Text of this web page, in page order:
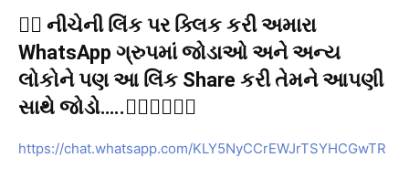
👉🏻 નીચેની લિંક પર ક્લિક કરી અમારા
WhatsApp ગ્રુપમાં જોડાઓ અને અન્ય
લોકોને પણ આ લિંક Share કરી તેમને આપણી
સાથે જોડો…..👇🏻👇🏻👇🏻
https://chat.whatsapp.com/KLY5NyCCrEWJrTSYHCGwTR